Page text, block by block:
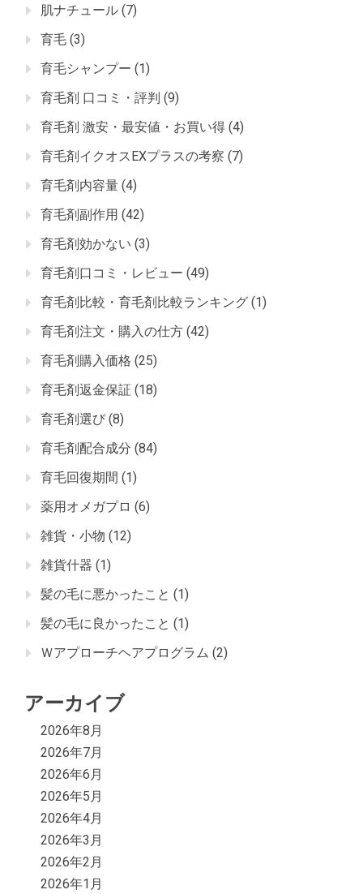
肌ナチュール (7)
育毛 (3)
育毛シャンプー (1)
育毛剤 口コミ・評判 (9)
育毛剤 激安・最安値・お買い得 (4)
育毛剤イクオスEXプラスの考察 (7)
育毛剤内容量 (4)
育毛剤副作用 (42)
育毛剤効かない (3)
育毛剤口コミ・レビュー (49)
育毛剤比較・育毛剤比較ランキング (1)
育毛剤注文・購入の仕方 (42)
育毛剤購入価格 (25)
育毛剤返金保証 (18)
育毛剤選び (8)
育毛剤配合成分 (84)
育毛回復期間 (1)
薬用オメガプロ (6)
雑貨・小物 (12)
雑貨什器 (1)
髪の毛に悪かったこと (1)
髪の毛に良かったこと (1)
Ｗアプローチヘアプログラム (2)
アーカイブ
2026年8月
2026年7月
2026年6月
2026年5月
2026年4月
2026年3月
2026年2月
2026年1月